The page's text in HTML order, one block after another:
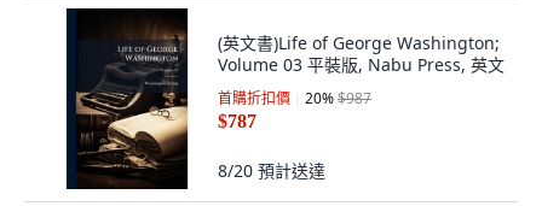
(英文書)Life of George Washington;
Volume 03 平裝版, Nabu Press, 英文
首購折扣價 20%$987
$787
8/20 預計送達